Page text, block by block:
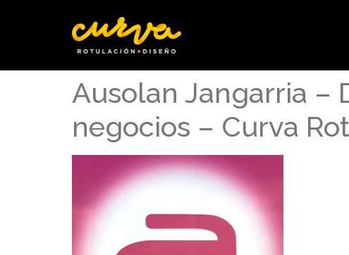
Ausolan Jangarria –
negocios – Curva